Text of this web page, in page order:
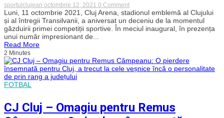
oraș”
sportulclujean octombrie 12, 2021 0 Commenton
10
ani
de
Cluj
de
evenimente
desfășurate
mai
mare
Luni, 11 octombrie 2021, Cluj Arena, stadionul emblemă al Clujului
și al întregii Transilvanii, a aniversat un deceniu de la momentul
găzduirii primei competiții sportive. În meciul inaugural, în prezența
unui număr impresionant de...
Read More
2 Minutes
FOTBAL
CJ Cluj – Omagiu pentru Remus